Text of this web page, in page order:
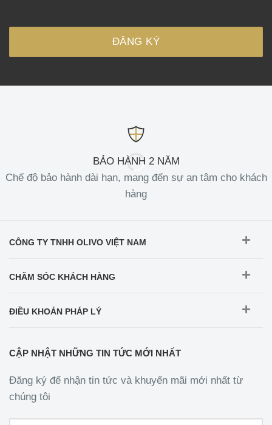
BẢO HÀNH 2 NĂM
Chế độ bảo hành dài hạn, mang đến sự an tâm cho khách
hàng
CÔNG TY TNHH OLIVO VIỆT NAM
CHĂM SÓC KHÁCH HÀNG
ĐIỀU KHOẢN PHÁP LÝ
CẬP NHẬT NHỮNG TIN TỨC MỚI NHẤT
Đăng ký để nhận tin tức và khuyến mãi mới nhất từ
chúng tôi